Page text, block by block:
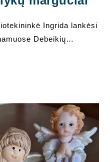
Ingrida lankėsi
Debeikių…